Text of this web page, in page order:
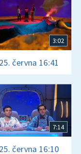
3:02
25. června 16:41
7:14
25. června 16:10